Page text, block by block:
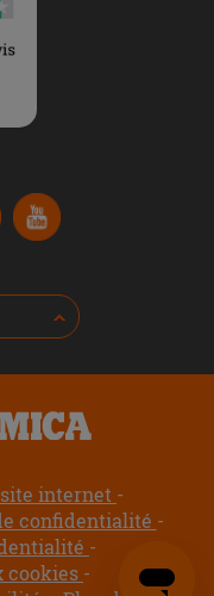
site internet
confidentialité
cookies